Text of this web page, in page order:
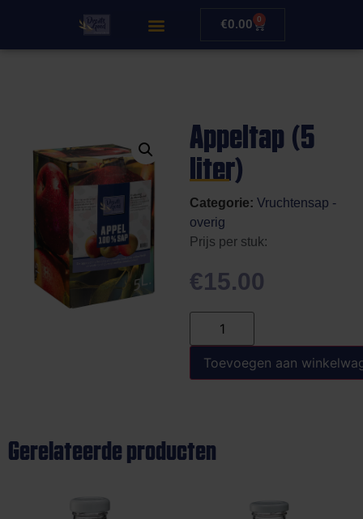
€0.00 0
Appeltap (5
liter)
Categorie: Vruchtensap -
overig
Prijs per stuk:
€15.00
Toevoegen aan
Gerelateerde producten